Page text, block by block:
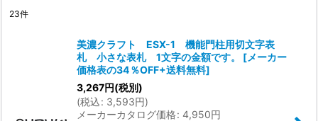
23件
美濃クラフト ESX-1 機能門柱用切文字表
札 小さな表札 1文字の金額です。
[メーカー
価格表の34％OFF+送料無料]
3,267円(税別)
(税込: 3,593円)
メーカーカタログ価格: 4,950円